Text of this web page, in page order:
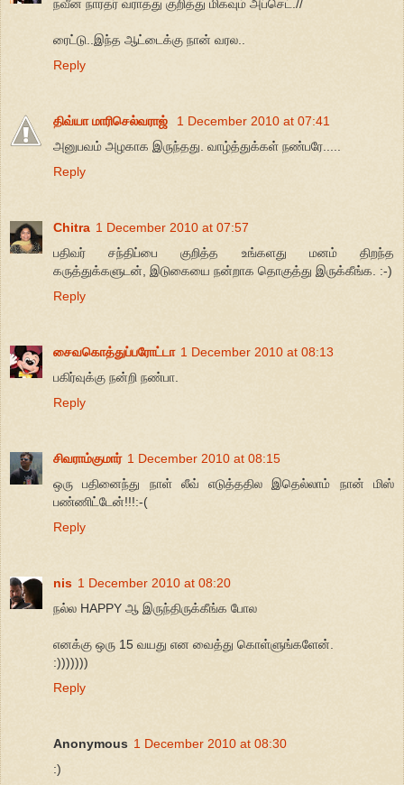
நவீன நாரதர் வராதது குறித்து மிகவும் அப்செட்.//
ரைட்டு..இந்த ஆட்டைக்கு நான் வரல..
Reply
திவ்யா மாரிசெல்வராஜ்
1 December 2010 at 07:41
அனுபவம் அழகாக இருந்தது. வாழ்த்துக்கள் நண்பரே.....
Reply
Chitra 1 December 2010 at 07:57
பதிவர் சந்திப்பை குறித்த உங்களது மனம் திறந்த
கருத்துக்களுடன், இடுகையை நன்றாக தொகுத்து இருக்கீங்க. :-)
Reply
சைவகொத்துப்பரோட்டா 1 December 2010 at 08:13
பகிர்வுக்கு நன்றி நண்பா.
Reply
சிவராம்குமார் 1 December 2010 at 08:15
ஒரு பதினைந்து நாள் லீவ் எடுத்ததில இதெல்லாம் நான் மிஸ்
பண்ணிட்டேன்!!!:-(
Reply
nis 1 December 2010 at 08:20
நல்ல HAPPY ஆ இருந்திருக்கீங்க போல
எனக்கு ஒரு 15 வயது என வைத்து கொள்ளுங்களேன்.
:)))))))
Reply
Anonymous 1 December 2010 at 08:30
:)